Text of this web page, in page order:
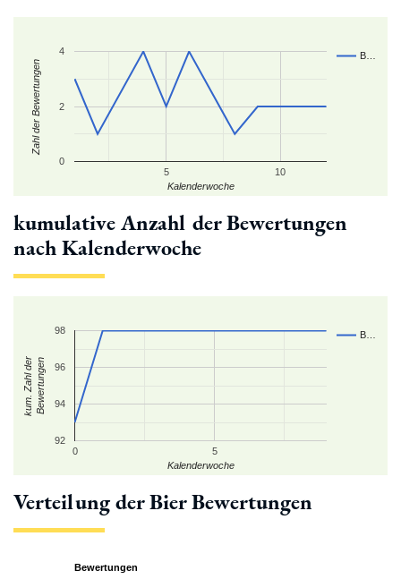
B…
5 10
0
2
4
Kalenderwoche
Zahl der Bewertungen
kumulative Anzahl der Bewertungen
nach Kalenderwoche
B…
0 5
92
94
96
98
Kalenderwoche
kum. Zahl derBewertungen
Verteilung der Bier Bewertungen
Bewertungen